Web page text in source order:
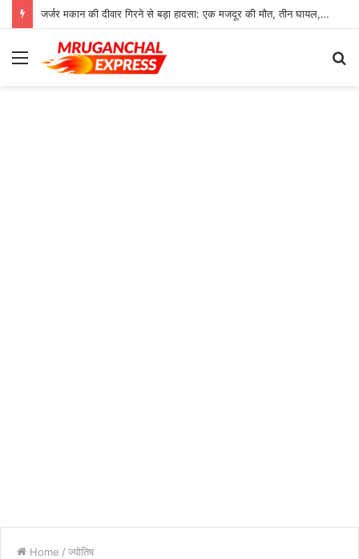
जर्जर मकान की दीवार गिरने से बड़ा हादसा: एक मजदूर की मौत, तीन घायल, रेफर
Menu
Home / ज्योतिष